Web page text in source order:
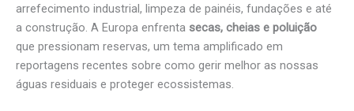
arrefecimento industrial, limpeza de painéis, fundações e até
a construção. A Europa enfrenta secas, cheias e poluição
que pressionam reservas, um tema amplificado em
reportagens recentes sobre como gerir melhor as nossas
águas residuais e proteger ecossistemas.